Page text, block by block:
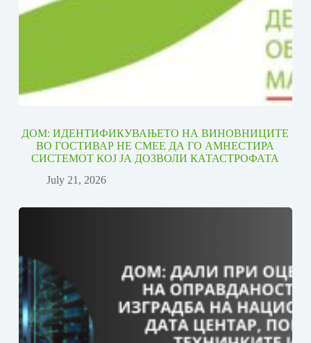
ДОМ: ИДЕНТИФИКУВАЊЕТО НА ВИНОВНИЦИТЕ
ВО ГОСТИВАР НЕ СМЕЕ ДА ГО АМНЕСТИРА
СИСТЕМОТ КОЈ ЈА ДОЗВОЛИ КАТАСТРОФАТА
July 21, 2026